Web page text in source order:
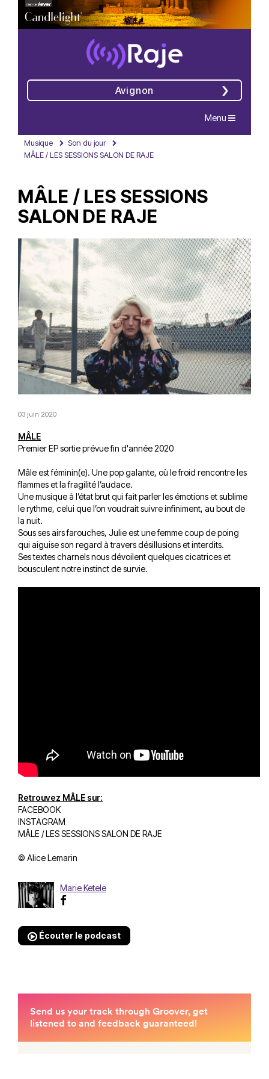
Avignon
Navigation
Menu
Musique
Son du jour
MÂLE / LES SESSIONS SALON DE RAJE
MÂLE / LES SESSIONS
SALON DE RAJE
03 juin 2020
MÂLE
Premier EP sortie prévue fin d'année 2020
Mâle est féminin(e). Une pop galante, où le froid rencontre les
flammes et la fragilité l’audace.
Une musique à l’état brut qui fait parler les émotions et sublime
le rythme, celui que l’on voudrait suivre infiniment, au bout de
la nuit.
Sous ses airs farouches, Julie est une femme coup de poing
qui aiguise son regard à travers désillusions et interdits.
Ses textes charnels nous dévoilent quelques cicatrices et
bousculent notre instinct de survie.
Retrouvez MÂLE sur:
FACEBOOK
INSTAGRAM
MÂLE / LES SESSIONS SALON DE RAJE
© Alice Lemarin
Marie Ketele
Écouter le podcast